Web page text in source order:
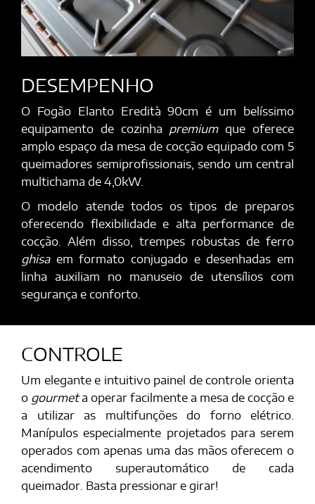
DESEMPENHO
O Fogão Elanto Eredità 90cm é um belíssimo
equipamento de cozinha premiumque oferece
amplo espaço da mesa de cocção equipado com 5
queimadores semiprofissionais, sendo um central
multichama de 4,0kW.
O modelo atende todos os tipos de preparos
oferecendo flexibilidade e alta performance de
cocção. Além disso, trempes robustas de ferro
ghisaem formato conjugado e desenhadas em
linha auxiliam no manuseio de utensílios com
segurança e conforto.
CONTROLE
Um elegante e intuitivo painel de controle orienta
o gourmeta operar facilmente a mesa de cocção e
a utilizar as multifunções do forno elétrico.
Manípulos especialmente projetados para serem
operados com apenas uma das mãos oferecem o
acendimento superautomático de cada
queimador. Basta pressionar e girar!